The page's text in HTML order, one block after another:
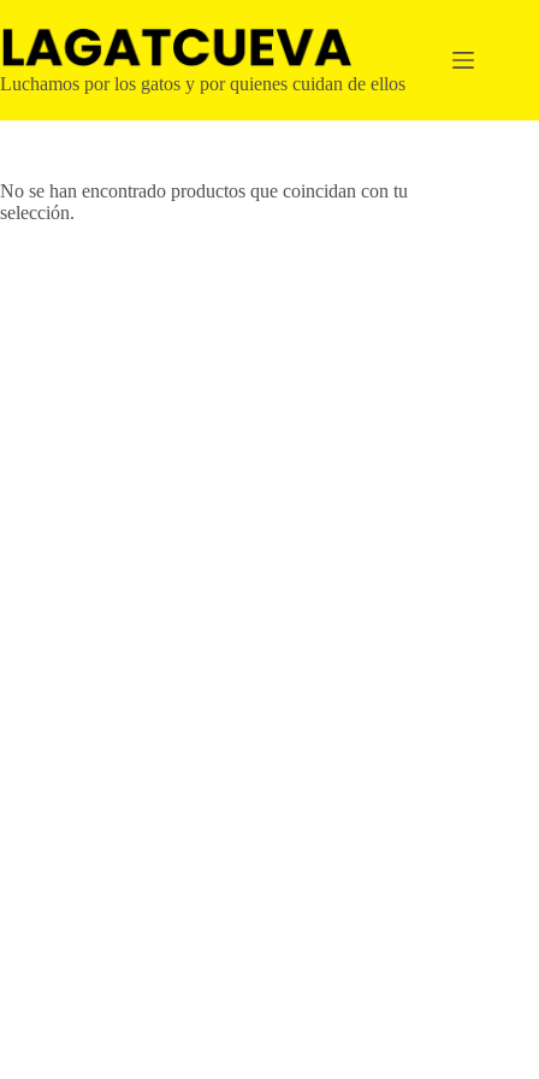
al
contenido
Luchamos por los gatos y por quienes cuidan de ellos
No se han encontrado productos que coincidan con tu
selección.